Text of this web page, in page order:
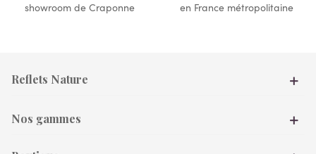
showroom de Craponne
en France métropolitaine
Reflets Nature
Nos gammes